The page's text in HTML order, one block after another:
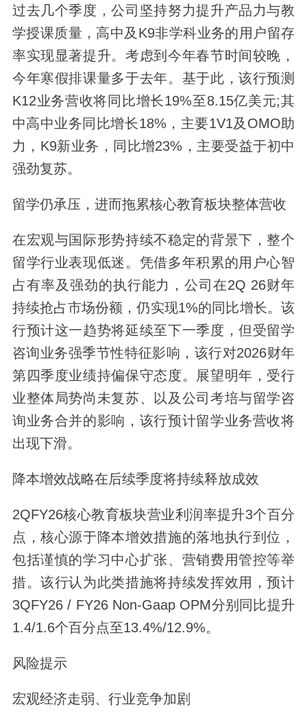
过去几个季度，公司坚持努力提升产品力与教
学授课质量，高中及K9非学科业务的用户留存
率实现显著提升。考虑到今年春节时间较晚，
今年寒假排课量多于去年。基于此，该行预测
K12业务营收将同比增长19%至8.15亿美元;其
中高中业务同比增长18%，主要1V1及OMO助
力，K9新业务，同比增23%，主要受益于初中
强劲复苏。
留学仍承压，进而拖累核心教育板块整体营收
在宏观与国际形势持续不稳定的背景下，整个
留学行业表现低迷。凭借多年积累的用户心智
占有率及强劲的执行能力，公司在2Q 26财年
持续抢占市场份额，仍实现1%的同比增长。该
行预计这一趋势将延续至下一季度，但受留学
咨询业务强季节性特征影响，该行对2026财年
第四季度业绩持偏保守态度。展望明年，受行
业整体局势尚未复苏、以及公司考培与留学咨
询业务合并的影响，该行预计留学业务营收将
出现下滑。
降本增效战略在后续季度将持续释放成效
2QFY26核心教育板块营业利润率提升3个百分
点，核心源于降本增效措施的落地执行到位，
包括谨慎的学习中心扩张、营销费用管控等举
措。该行认为此类措施将持续发挥效用，预计
3QFY26 / FY26 Non-Gaap OPM分别同比提升
1.4/1.6个百分点至13.4%/12.9%。
风险提示
宏观经济走弱、行业竞争加剧